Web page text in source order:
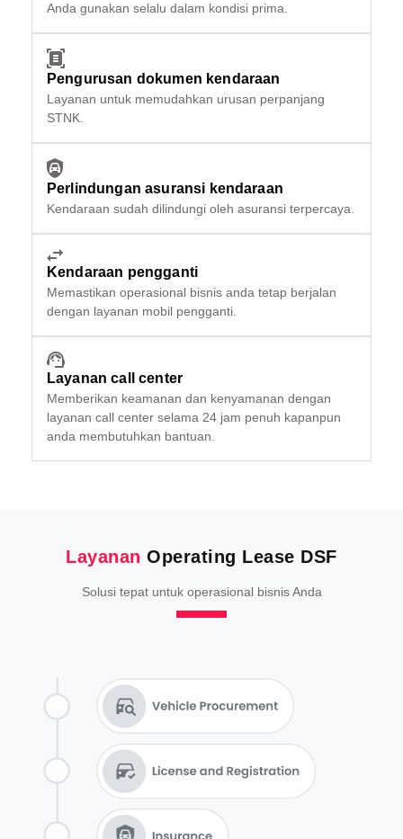
Anda gunakan selalu dalam kondisi prima.
Pengurusan dokumen kendaraan
Layanan untuk memudahkan urusan perpanjang
STNK.
Perlindungan asuransi kendaraan
Kendaraan sudah dilindungi oleh asuransi terpercaya.
Kendaraan pengganti
Memastikan operasional bisnis anda tetap berjalan
dengan layanan mobil pengganti.
Layanan call center
Memberikan keamanan dan kenyamanan dengan
layanan call center selama 24 jam penuh kapanpun
anda membutuhkan bantuan.
LayananOperating Lease DSF
Solusi tepat untuk operasional bisnis Anda